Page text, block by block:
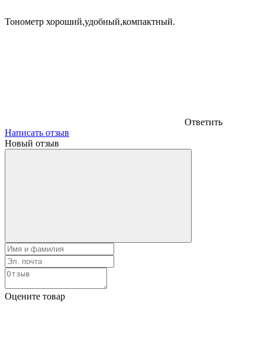
Тонометр хороший,удобный,компактный.
Ответить
Написать отзыв
Новый отзыв
Оцените товар